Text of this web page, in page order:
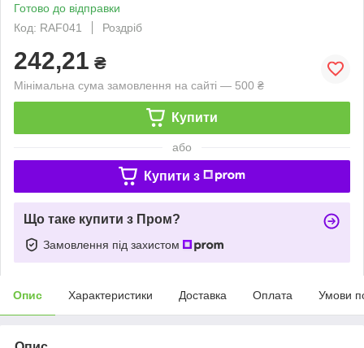
Готово до відправки
Код: RAF041
Роздріб
242,21 ₴
Мінімальна сума замовлення на сайті — 500 ₴
Купити
або
Купити з
Що таке купити з Пром?
Замовлення під захистом
Опис Характеристики Доставка Оплата Умови